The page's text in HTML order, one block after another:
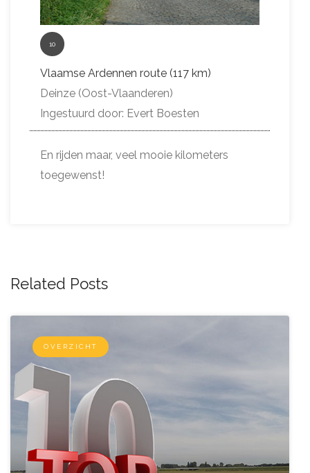
10
Vlaamse Ardennen route (117 km)
Deinze (Oost-Vlaanderen)
Ingestuurd door: Evert Boesten
En rijden maar, veel mooie kilometers
toegewenst!
Related Posts
OVERZICHT